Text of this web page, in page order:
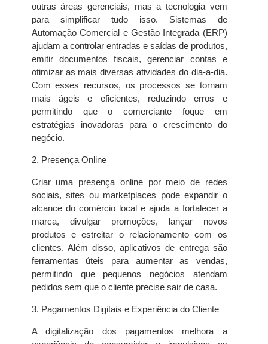
outras áreas gerenciais, mas a tecnologia vem
para simplificar tudo isso. Sistemas de
Automação Comercial e Gestão Integrada (ERP)
ajudam a controlar entradas e saídas de produtos,
emitir documentos fiscais, gerenciar contas e
otimizar as mais diversas atividades do dia-a-dia.
Com esses recursos, os processos se tornam
mais ágeis e eficientes, reduzindo erros e
permitindo que o comerciante foque em
estratégias inovadoras para o crescimento do
negócio.
2. Presença Online
Criar uma presença online por meio de redes
sociais, sites ou marketplaces pode expandir o
alcance do comércio local e ajuda a fortalecer a
marca, divulgar promoções, lançar novos
produtos e estreitar o relacionamento com os
clientes. Além disso, aplicativos de entrega são
ferramentas úteis para aumentar as vendas,
permitindo que pequenos negócios atendam
pedidos sem que o cliente precise sair de casa.
3. Pagamentos Digitais e Experiência do Cliente
A digitalização dos pagamentos melhora a